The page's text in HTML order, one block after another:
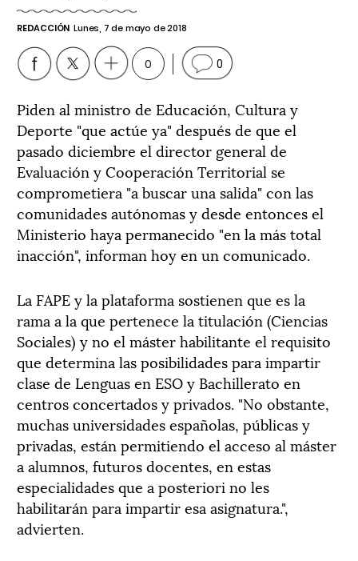
REDACCIÓN Lunes, 7 de mayo de 2018
0 0
Piden al ministro de Educación, Cultura y
Deporte "que actúe ya" después de que el
pasado diciembre el director general de
Evaluación y Cooperación Territorial se
comprometiera "a buscar una salida" con las
comunidades autónomas y desde entonces el
Ministerio haya permanecido "en la más total
inacción", informan hoy en un comunicado.
La FAPE y la plataforma sostienen que es la
rama a la que pertenece la titulación (Ciencias
Sociales) y no el máster habilitante el requisito
que determina las posibilidades para impartir
clase de Lenguas en ESO y Bachillerato en
centros concertados y privados. "No obstante,
muchas universidades españolas, públicas y
privadas, están permitiendo el acceso al máster
a alumnos, futuros docentes, en estas
especialidades que a posteriori no les
habilitarán para impartir esa asignatura.",
advierten.